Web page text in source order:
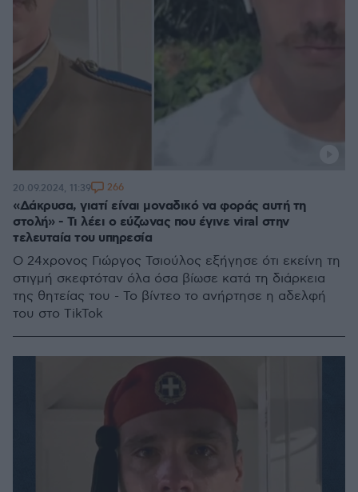
«Δάκρυσα, γιατί είναι μοναδικό να φοράς αυτή τη
στολή» - Τι λέει ο εύζωνας που έγινε viral στην
τελευταία του υπηρεσία
Ο 24χρονος Γιώργος Τσιούλος εξήγησε ότι εκείνη τη
στιγμή σκεφτόταν όλα όσα βίωσε κατά τη διάρκεια
της θητείας του - Το βίντεο το ανήρτησε η αδελφή
του στο TikTok
20.09.2024, 11:39 266